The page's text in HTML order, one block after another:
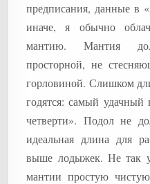
предписания, данные в
иначе, я обычно
мантию. Мантия
просторной, не
горловиной. Слишком
годятся: самый
четверти». Подол не
идеальная длина для
выше лодыжек. Не так
мантии простую